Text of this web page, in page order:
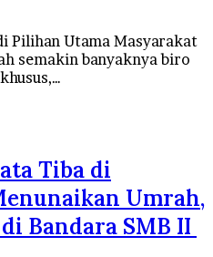
Pilihan Utama Masyarakat
semakin banyaknya biro
Tiba di
Umrah,
Bandara SMB II